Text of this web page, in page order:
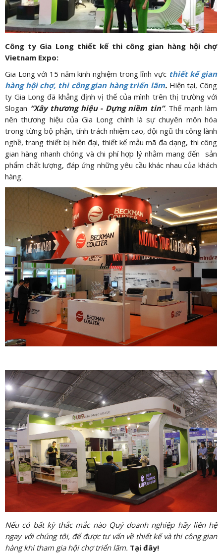
Công ty Gia Long thiết kế thi công gian hàng hội chợ
Vietnam Expo:
Gia Long với 15 năm kinh nghiệm trong lĩnh vực thiết kế gian
hàng hội chợ, thi công gian hàng triển lãm. Hiện tại, Công
ty Gia Long đã khẳng định vị thế của mình trên thị trường với
Slogan “Xây thương hiệu - Dựng niềm tin”. Thế mạnh làm
nên thương hiệu của Gia Long chính là sự chuyên môn hóa
trong từng bộ phận, tính trách nhiệm cao, đội ngũ thi công lành
nghề, trang thiết bị hiện đại, thiết kế mẫu mã đa dạng, thi công
gian hàng nhanh chóng và chi phí hợp lý nhằm mang đến sản
phẩm chất lượng, đáp ứng những yêu cầu khác nhau của khách
hàng.
Nếu có bất kỳ thắc mắc nào Quý doanh nghiệp hãy liên hệ
ngay với chúng tôi, để được tư vấn về thiết kế và thi công gian
hàng khi tham gia hội chợ triển lãm. Tại đây!